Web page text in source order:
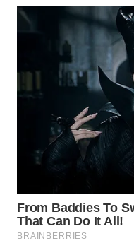
WN
LABUANBAJO
WN
BORNEO
NEWS
WAHANA